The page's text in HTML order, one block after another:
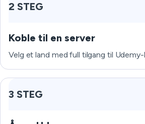
2 STEG
Koble til en server
Velg et land med full tilgang til Udemy-
3 STEG